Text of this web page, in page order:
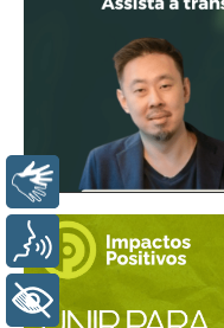
LIBRAS
VOZ
+